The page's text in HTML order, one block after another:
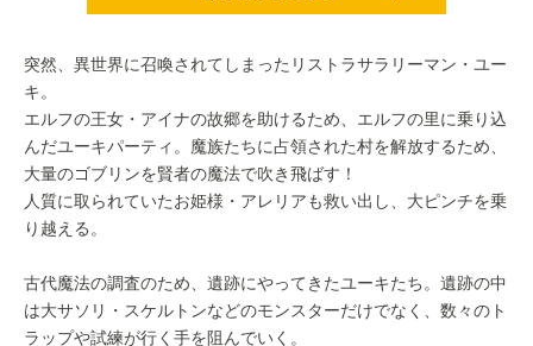
突然、異世界に召喚されてしまったリストラサラリーマン・ユー
キ。
エルフの王女・アイナの故郷を助けるため、エルフの里に乗り込
んだユーキパーティ。魔族たちに占領された村を解放するため、
大量のゴブリンを賢者の魔法で吹き飛ばす！
人質に取られていたお姫様・アレリアも救い出し、大ピンチを乗
り越える。
古代魔法の調査のため、遺跡にやってきたユーキたち。遺跡の中
は大サソリ・スケルトンなどのモンスターだけでなく、数々のト
ラップや試練が行く手を阻んでいく。